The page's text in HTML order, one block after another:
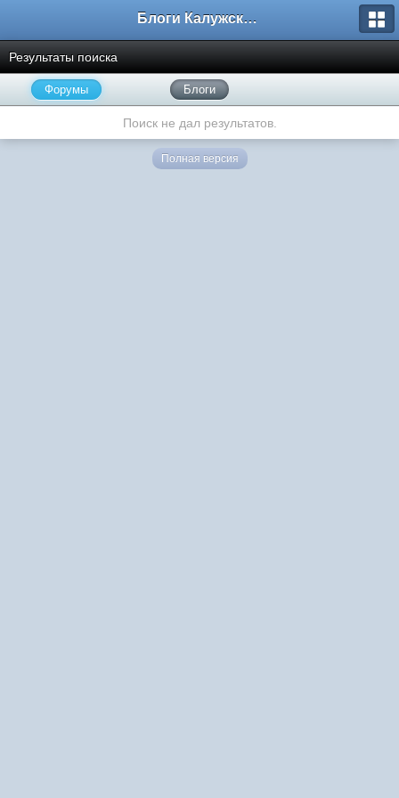
Блоги Калужского перекрестка
Результаты поиска
Форумы Блоги
Поиск не дал результатов.
Полная версия